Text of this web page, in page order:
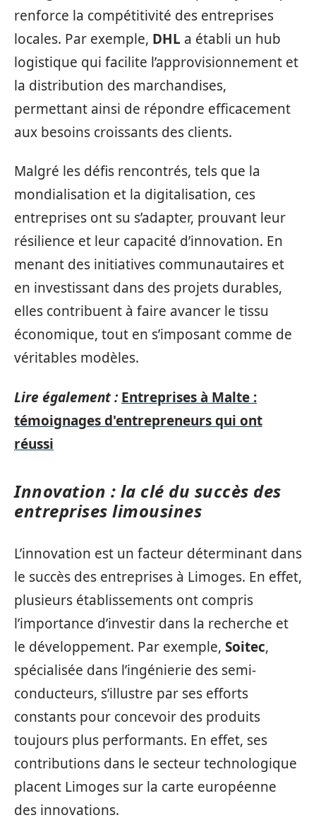
renforce la compétitivité des entreprises
locales. Par exemple, DHL a établi un hub
logistique qui facilite l’approvisionnement et
la distribution des marchandises,
permettant ainsi de répondre efficacement
aux besoins croissants des clients.
Malgré les défis rencontrés, tels que la
mondialisation et la digitalisation, ces
entreprises ont su s’adapter, prouvant leur
résilience et leur capacité d’innovation. En
menant des initiatives communautaires et
en investissant dans des projets durables,
elles contribuent à faire avancer le tissu
économique, tout en s’imposant comme de
véritables modèles.
Lire également : Entreprises à Malte :
témoignages d'entrepreneurs qui ont
réussi
Innovation : la clé du succès des
entreprises limousines
L’innovation est un facteur déterminant dans
le succès des entreprises à Limoges. En effet,
plusieurs établissements ont compris
l’importance d’investir dans la recherche et
le développement. Par exemple, Soitec,
spécialisée dans l’ingénierie des semi-
conducteurs, s’illustre par ses efforts
constants pour concevoir des produits
toujours plus performants. En effet, ses
contributions dans le secteur technologique
placent Limoges sur la carte européenne
des innovations.